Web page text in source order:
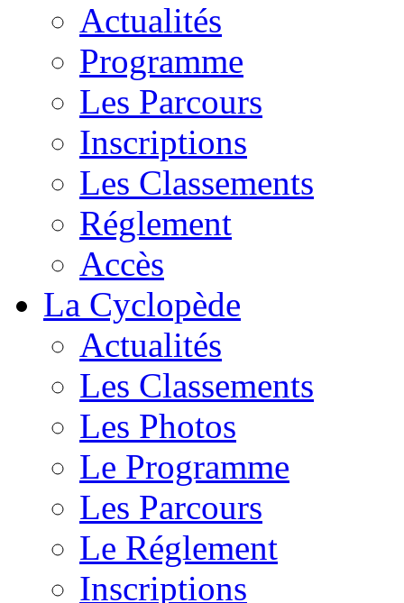
Actualités
Programme
Les Parcours
Inscriptions
Les Classements
Réglement
Accès
La Cyclopède
Actualités
Les Classements
Les Photos
Le Programme
Les Parcours
Le Réglement
Inscriptions